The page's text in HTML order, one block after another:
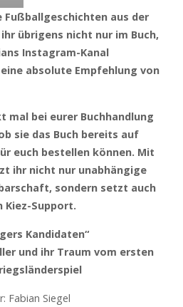
Fußballgeschichten aus der
übrigens nicht nur im Buch,
Instagram-Kanal
eine absolute Empfehlung von
mal bei eurer Buchhandlung
sie das Buch bereits auf
euch bestellen können. Mit
ihr nicht nur unabhängige
sondern setzt auch
Kiez-Support.
Kandidaten“
und ihr Traum vom ersten
Fabian Siegel